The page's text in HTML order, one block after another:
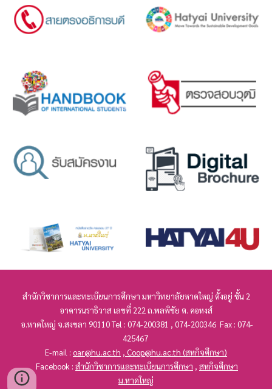
สำนักวิชาการและทะเบียนการศึกษา มหาวิทยาลัยหาดใหญ่ ตั้งอยู่ ชั้น 2
อาคารนราธิวาส เลขที่ 222 ถ.พลพิชัย ต. คอหงส์
อ.หาดใหญ่ จ.สงขลา 90110 Tel : 074-200381 , 074-200346 Fax : 074-
425467
E-mail : oar@hu.ac.th , Coop@hu.ac.th (สหกิจศึกษา)
Facebook : สำนักวิชาการและทะเบียนการศึกษา , สหกิจศึกษา
ม.หาดใหญ่